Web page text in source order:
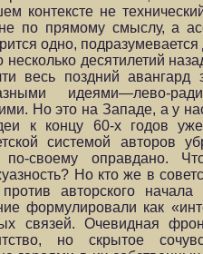
контексте не
по прямому смыслу, а
одно, подразумевается
десятилетий
весь поздний
идеями—лево-
Но это на Западе, а у
к концу 60-х годов
системой авторов
по-своему оправдано.
Но кто же в
против авторского
формулировали как
связей. Очевидная
но скрытое